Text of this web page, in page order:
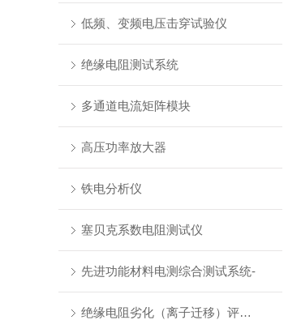
低频、变频电压击穿试验仪
绝缘电阻测试系统
多通道电流矩阵模块
高压功率放大器
铁电分析仪
塞贝克系数电阻测试仪
先进功能材料电测综合测试系统-
绝缘电阻劣化（离子迁移）评估系统